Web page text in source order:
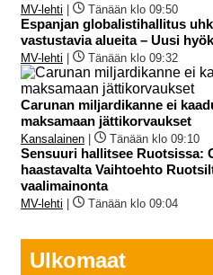
MV-lehti Tänään klo 09:50
Espanjan globalistihallitus
vastustavia alueita – Uusi
MV-lehti Tänään klo 09:32
Carunan miljardikanne ei
maksamaan jättikorvaukset
Kansalainen Tänään klo 09:10
Sensuuri hallitsee Ruotsissa:
haastavalta Vaihtoehto
vaalimainonta
MV-lehti Tänään klo 09:04
Ulkomaat